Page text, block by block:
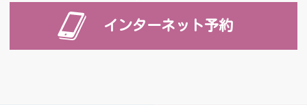
インターネット予約